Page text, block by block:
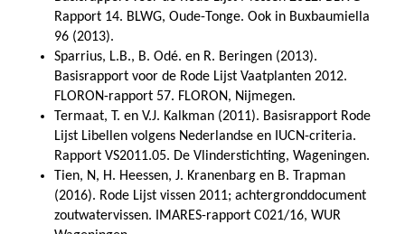
Rapport 14. BLWG, Oude-Tonge. Ook in Buxbaumiella
96 (2013).
Sparrius, L.B., B. Odé. en R. Beringen (2013).
Basisrapport voor de Rode Lijst Vaatplanten 2012.
FLORON-rapport 57. FLORON, Nijmegen.
Termaat, T. en V.J. Kalkman (2011). Basisrapport Rode
Lijst Libellen volgens Nederlandse en IUCN-criteria.
Rapport VS2011.05. De Vlinderstichting, Wageningen.
Tien, N, H. Heessen, J. Kranenbarg en B. Trapman
(2016). Rode Lijst vissen 2011; achtergronddocument
zoutwatervissen. IMARES-rapport C021/16, WUR